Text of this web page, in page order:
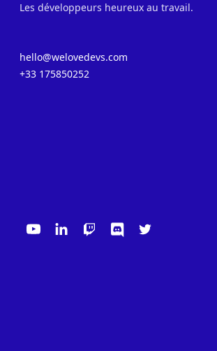
Les développeurs heureux au travail.
hello@welovedevs.com
+33 175850252